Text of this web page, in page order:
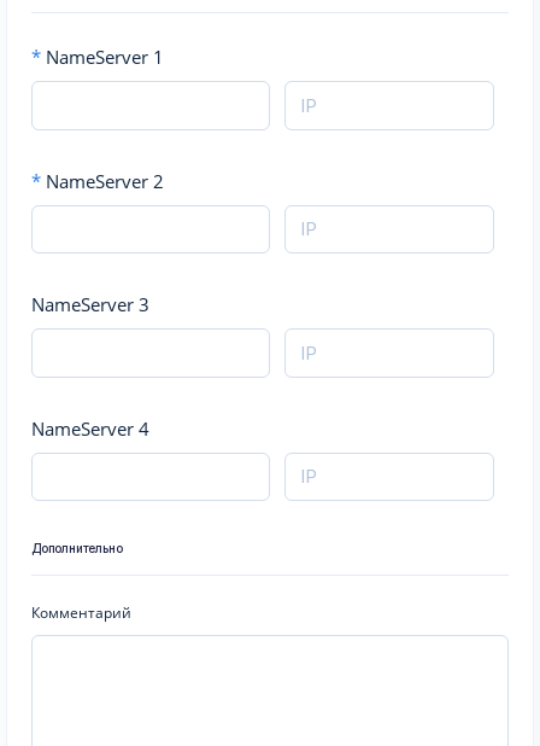
* NameServer 1
* NameServer 2
NameServer 3
NameServer 4
Дополнительно
Комментарий